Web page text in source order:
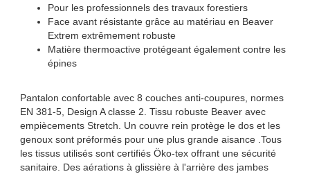
Pour les professionnels des travaux forestiers
Face avant résistante grâce au matériau en Beaver
Extrem extrêmement robuste
Matière thermoactive protégeant également contre les
épines
Pantalon confortable avec 8 couches anti-coupures, normes
EN 381-5, Design A classe 2. Tissu robuste Beaver avec
empiècements Stretch. Un couvre rein protège le dos et les
genoux sont préformés pour une plus grande aisance .Tous
les tissus utilisés sont certifiés Öko-tex offrant une sécurité
sanitaire. Des aérations à glissière à l'arrière des jambes